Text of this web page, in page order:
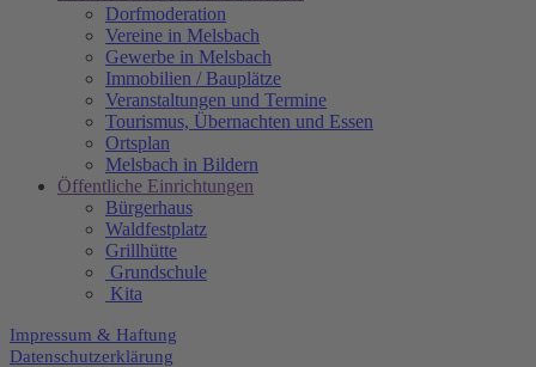
Dorfmoderation
Vereine in Melsbach
Gewerbe in Melsbach
Immobilien / Bauplätze
Veranstaltungen und Termine
Tourismus, Übernachten und Essen
Ortsplan
Melsbach in Bildern
Öffentliche Einrichtungen
Bürgerhaus
Waldfestplatz
Grillhütte
Grundschule
Kita
Impressum & Haftung
Datenschutzerklärung